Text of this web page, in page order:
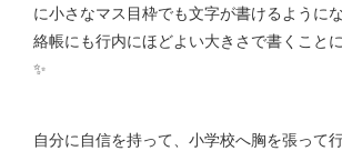
に小さなマス目枠でも文字が書けるように
絡帳にも行内にほどよい大きさで書くこと
✨
自分に自信を持って、小学校へ胸を張って